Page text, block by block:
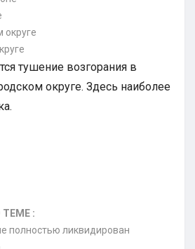
округе
тушение возгорания в
округе. Здесь наиболее
:
полностью ликвидирован